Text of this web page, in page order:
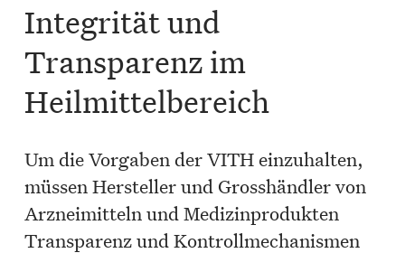
Integrität und
Transparenz im
Heilmittelbereich
Um die Vorgaben der VITH einzuhalten,
müssen Hersteller und Grosshändler von
Arzneimitteln und Medizinprodukten
Transparenz und Kontrollmechanismen